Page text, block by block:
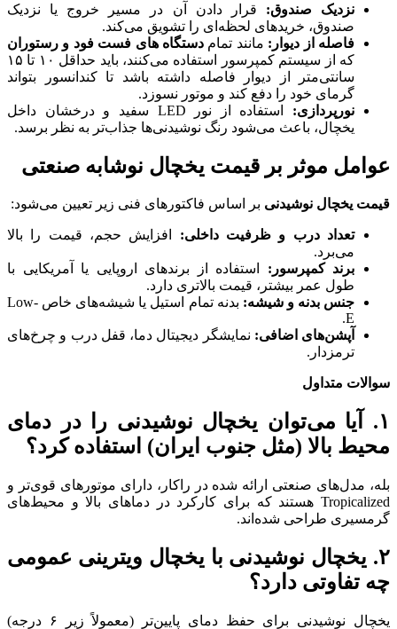
نزدیک صندوق: قرار دادن آن در مسیر خروج یا نزدیک
صندوق، خریدهای لحظه‌ای را تشویق می‌کند.
فاصله از دیوار: مانند تمام دستگاه های فست فود و رستوران
که از سیستم کمپرسور استفاده می‌کنند، باید حداقل ۱۰ تا ۱۵
سانتی‌متر از دیوار فاصله داشته باشد تا کندانسور بتواند
گرمای خود را دفع کند و موتور نسوزد.
نورپردازی:
استفاده از نور LED سفید و درخشان داخل
یخچال، باعث می‌شود رنگ نوشیدنی‌ها جذاب‌تر به نظر برسد.
عوامل موثر بر قیمت یخچال نوشابه صنعتی
قیمت یخچال نوشیدنی بر اساس فاکتورهای فنی زیر تعیین می‌شود:
تعداد درب و ظرفیت داخلی: افزایش حجم، قیمت را بالا
می‌برد.
برند کمپرسور: استفاده از برندهای اروپایی یا آمریکایی با
طول عمر بیشتر، قیمت بالاتری دارد.
جنس بدنه و شیشه:
بدنه تمام استیل یا شیشه‌های خاص Low-
E.
آپشن‌های اضافی: نمایشگر دیجیتال دما، قفل درب و چرخ‌های
ترمزدار.
سوالات متداول
۱. آیا می‌توان یخچال نوشیدنی را در دمای
محیط بالا (مثل جنوب ایران) استفاده کرد؟
بله، مدل‌های صنعتی ارائه شده در راکار، دارای موتورهای قوی‌تر و
Tropicalized هستند که برای کارکرد در دماهای بالا و محیط‌های
گرمسیری طراحی شده‌اند.
۲. یخچال نوشیدنی با یخچال ویترینی عمومی
چه تفاوتی دارد؟
یخچال نوشیدنی برای حفظ دمای پایین‌تر (معمولاً زیر ۶ درجه)